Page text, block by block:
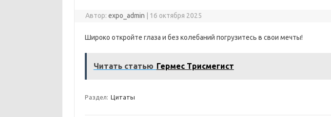
Автор:expo_admin 16 октября 2025
Широко откройте глаза и без колебаний погрузитесь в свои мечты!
Читать статью Гермес Трисмегист
Раздел: Цитаты